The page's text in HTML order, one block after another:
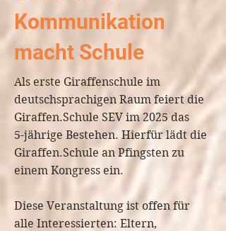
Kommunikation
macht Schule
Als erste Giraffenschule im
deutschsprachigen Raum feiert die
Giraffen.Schule SEV im 2025 das
5-jährige Bestehen. Hierfür lädt die
Giraffen.Schule an Pfingsten zu
einem Kongress ein.
Diese Veranstaltung ist offen für
alle Interessierten: Eltern,